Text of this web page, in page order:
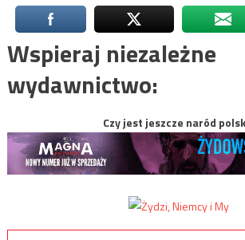
Wspieraj niezależne
wydawnictwo:
Czy jest jeszcze naród